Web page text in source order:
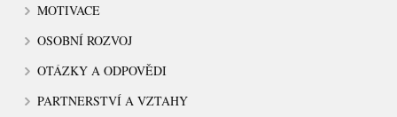
MOTIVACE
OSOBNÍ ROZVOJ
OTÁZKY A ODPOVĚDI
PARTNERSTVÍ A VZTAHY